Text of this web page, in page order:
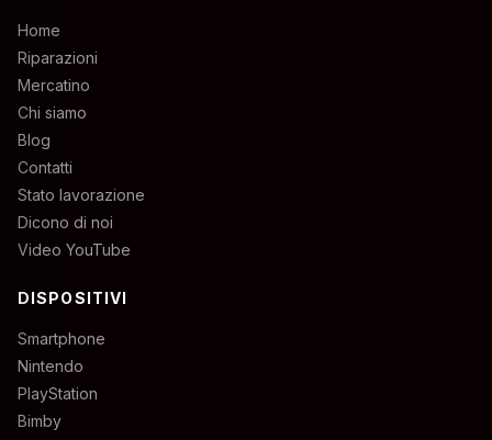
Home
Riparazioni
Mercatino
Chi siamo
Blog
Contatti
Stato lavorazione
Dicono di noi
Video YouTube
DISPOSITIVI
Smartphone
Nintendo
PlayStation
Bimby